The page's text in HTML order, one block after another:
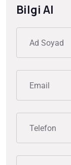
Bilgi Al